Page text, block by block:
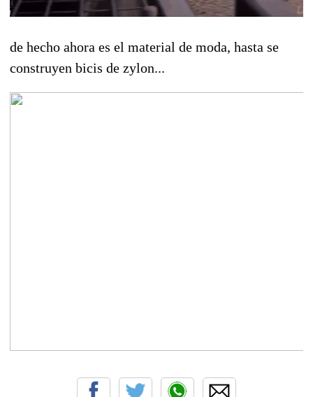
de hecho ahora es el material de moda, hasta se
construyen bicis de zylon...